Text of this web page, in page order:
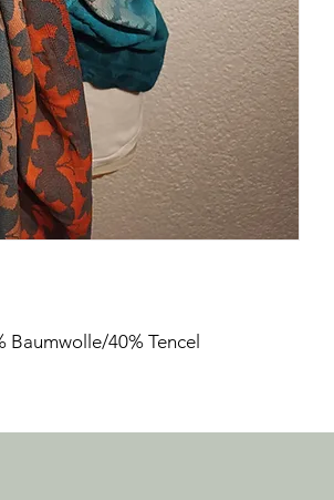
Baumwolle/40% Tencel